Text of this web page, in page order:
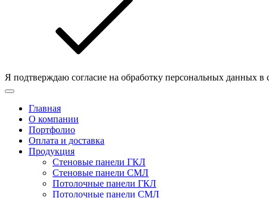
Я подтверждаю согласие на обработку персональных данных в
Главная
О компании
Портфолио
Оплата и доставка
Продукция
Стеновые панели ГКЛ
Стеновые панели СМЛ
Потолочные панели ГКЛ
Потолочные панели СМЛ